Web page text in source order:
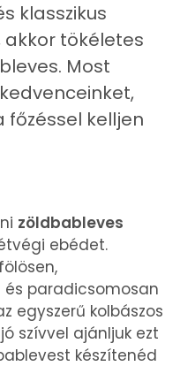
klasszikus
akkor tökéletes
Most
főzéssel kelljen
zöldbableves
ebédet.
és paradicsomosan
egyszerű kolbászos
szívvel ajánljuk ezt
készítenéd